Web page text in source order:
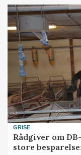
GRISE
Rådgiver om
store